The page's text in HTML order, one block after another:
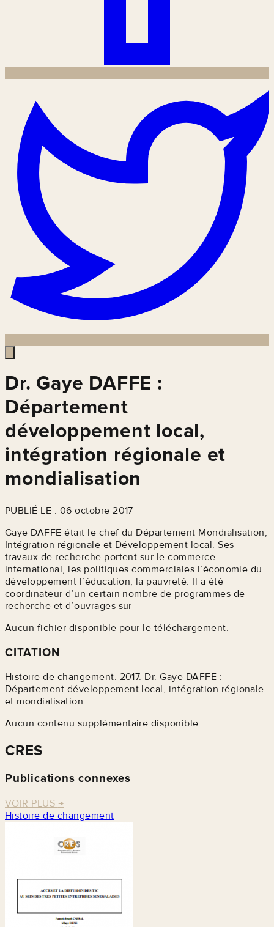
Dr. Gaye DAFFE :
Département
développement local,
intégration régionale et
mondialisation
PUBLIÉ LE : 06 octobre 2017
Gaye DAFFE était le chef du Département Mondialisation,
Intégration régionale et Développement local. Ses
travaux de recherche portent sur le commerce
international, les politiques commerciales l’économie du
développement l’éducation, la pauvreté. Il a été
coordinateur d’un certain nombre de programmes de
recherche et d’ouvrages sur
Aucun fichier disponible pour le téléchargement.
CITATION
Histoire de changement. 2017. Dr. Gaye DAFFE :
Département développement local, intégration régionale
et mondialisation.
Aucun contenu supplémentaire disponible.
CRES
Publications connexes
VOIR PLUS →
Histoire de changement